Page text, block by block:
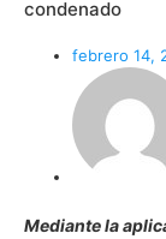
condenado
febrero 14,
Mediante la